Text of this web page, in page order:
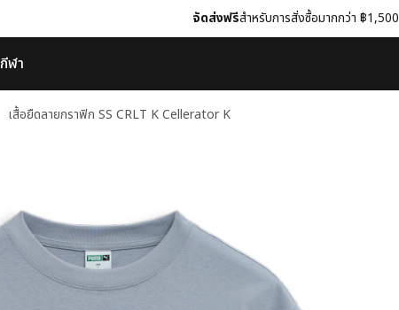
จัดส่งฟรีสำหรับการสั่งซื้อมากกว่า ฿1,500
กีฬา
เสื้อยืดลายกราฟิก SS CRLT K Cellerator K